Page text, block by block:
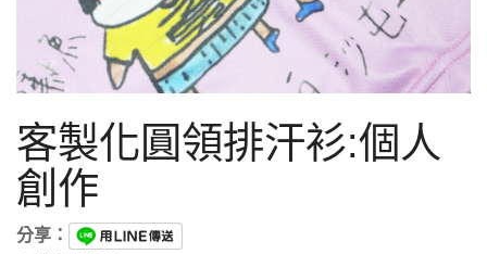
客製化圓領排汗衫:個人
創作
分享：